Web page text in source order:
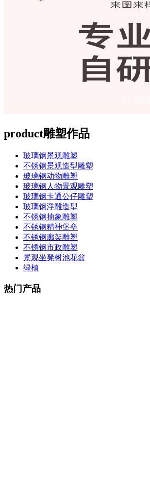
product雕塑作品
玻璃钢景观雕塑
不锈钢景观造型雕塑
玻璃钢动物雕塑
玻璃钢人物景观雕塑
玻璃钢卡通公仔雕塑
玻璃钢浮雕造型
不锈钢抽象雕塑
不锈钢精神堡垒
不锈钢廊架雕塑
不锈钢市政雕塑
景观坐凳树池花盆
绿植
热门产品